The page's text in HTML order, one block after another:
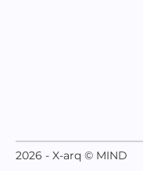
2026 - X-arq © MIND